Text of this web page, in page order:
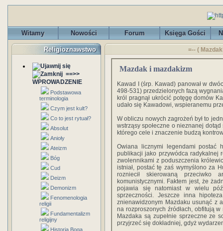
Witamy Nowości Forum Księga Gości
Religioznawstwo
==>>
WPROWADZENIE
Podstawowa
terminologia
Czym jest kult?
Co to jest rytuał?
Absolut
Anioły
Ateizm
Bóg
Cud
Deizm
Demonizm
Fenomenologia
religii
Fundamentalizm
religijny
Historia Boga
=-- (
Mazdak i mazdakizm
Kawad I (śrp. Kawad) panował w
498-531) przedzielonych fazą
król pragnął ukrócić potęgę domów
udało się Kawadowi, wspieranemu
W obliczu nowych zagrożeń był to
wstrząsy społeczne o nieznanej
którego cele i znaczenie budzą
Owiana licznymi legendami postać
publikacji jako przywódca radykalnej
zwolennikami z poduszczenia
istniał, postać tę zaś wymyślono za
rozniecił skierowaną przeciwko
komunistycznymi. Faktem jest, że
pojawia się natomiast w wielu
sprzeczności. Jeszcze inna
znienawidzonym Mazdaku usunąć z
na rozproszonych źródłach, obfitują
Mazdaka są zupełnie sprzeczne ze
przyjrzeć się dokładniej, gdyż